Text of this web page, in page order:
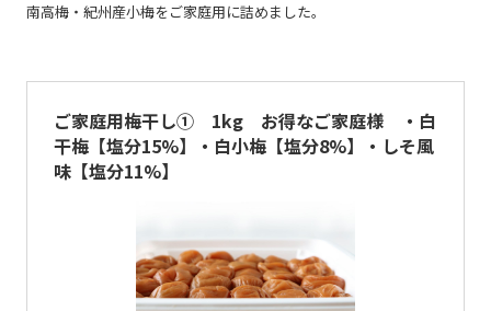
南高梅・紀州産小梅をご家庭用に詰めました。
ご家庭用梅干し① 1kg お得なご家庭様 ・白
干梅【塩分15%】・白小梅【塩分8%】・しそ風
味【塩分11%】